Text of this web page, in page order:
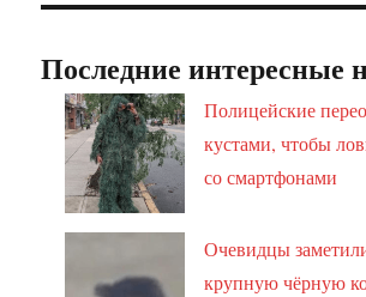
Последние интересные
Полицейские
кустами, чтобы
со смартфонами
Очевидцы
крупную чёрную